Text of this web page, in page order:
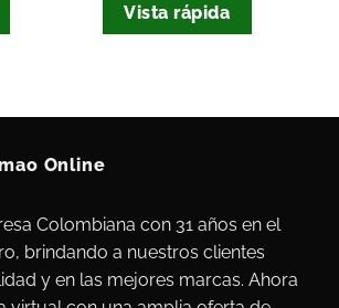
Vista rápida
Online
Colombiana con 31 años en el
brindando a nuestros clientes
y en las mejores marcas. Ahora